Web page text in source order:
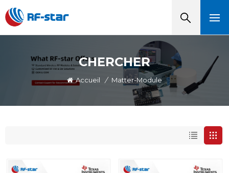
CHERCHER
Accueil / Matter-Module